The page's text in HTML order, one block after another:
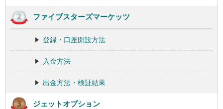
ファイブスターズマーケッツ
登録・口座開設方法
入金方法
出金方法・検証結果
ジェットオプション